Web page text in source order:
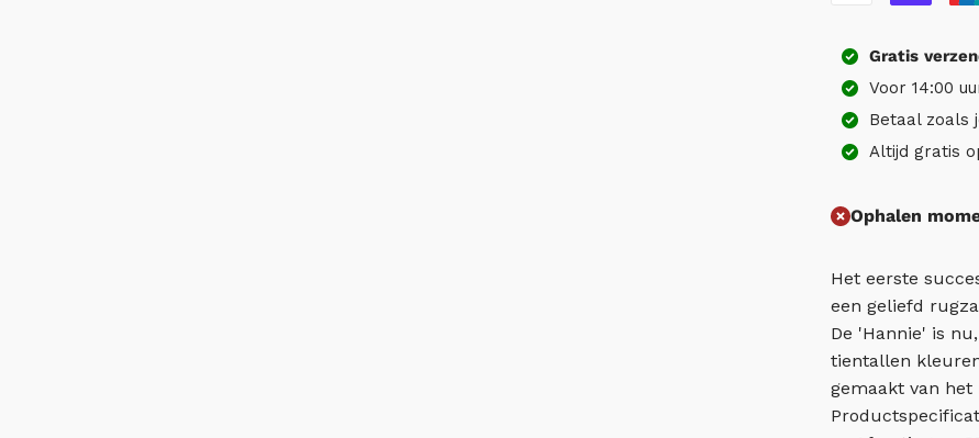
Gratis
Voor 14:00
Betaal zoals
Altijd gratis
Ophalen
Het eerste
een geliefd
De 'Hannie' is
tientallen
gemaakt van het